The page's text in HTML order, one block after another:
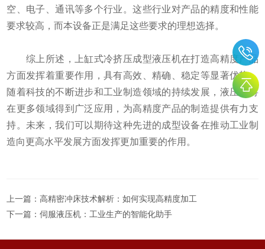
空、电子、通讯等多个行业。这些行业对产品的精度和性能
要求较高，而本设备正是满足这些要求的理想选择。
综上所述，上缸式冷挤压成型液压机在打造高精度产品
方面发挥着重要作用，具有高效、精确、稳定等显著优势。
随着科技的不断进步和工业制造领域的持续发展，液压机将
在更多领域得到广泛应用，为高精度产品的制造提供有力支
持。未来，我们可以期待这种先进的成型设备在推动工业制
造向更高水平发展方面发挥更加重要的作用。
上一篇：高精密冲床技术解析：如何实现高精度加工
下一篇：伺服液压机：工业生产的智能化助手